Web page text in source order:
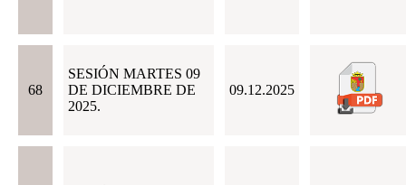
68
SESIÓN MARTES 09
DE DICIEMBRE DE
2025.
09.12.2025